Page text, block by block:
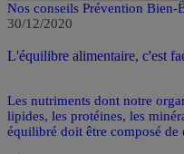
Nos conseils Prévention Bien-
30/12/2020
L'équilibre alimentaire, c'est
Les nutriments dont notre
lipides, les protéines, les
équilibré doit être composé de